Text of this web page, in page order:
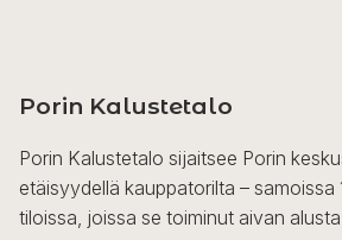
muunnelma.
tehdä
valinnat
tuotteen
Porin Kalustetalo
Porin Kalustetalo sijaitsee Porin
etäisyydellä kauppatorilta – samoissa
tiloissa, joissa se toiminut aivan